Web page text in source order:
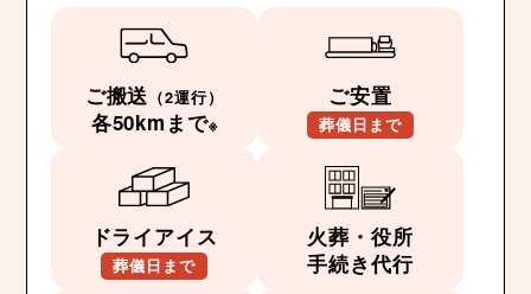
ご搬送 （2運行）
各50kmまで※
ご安置
葬儀日まで
ドライアイス
葬儀日まで
火葬・役所
手続き代行